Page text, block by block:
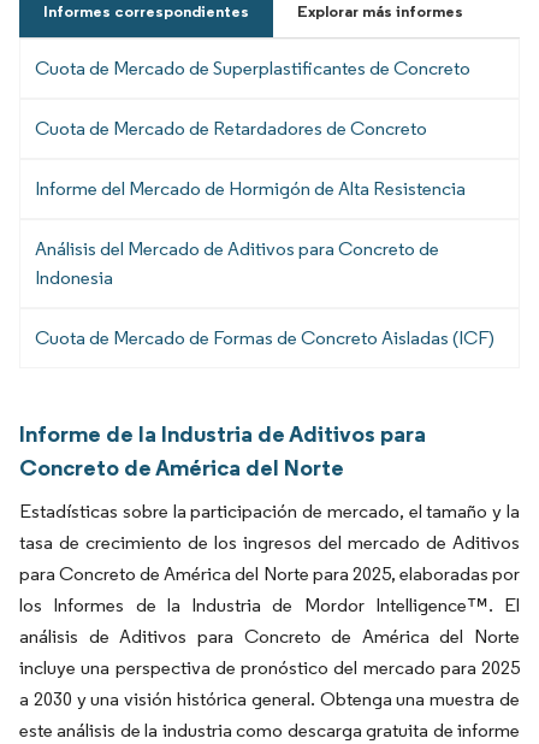
Informes correspondientes Explorar más informes
Cuota de Mercado de Superplastificantes de Concreto
Cuota de Mercado de Retardadores de Concreto
Informe del Mercado de Hormigón de Alta Resistencia
Análisis del Mercado de Aditivos para Concreto de
Indonesia
Cuota de Mercado de Formas de Concreto Aisladas (ICF)
Informe de la Industria de Aditivos para
Concreto de América del Norte
Estadísticas sobre la participación de mercado, el tamaño y la
tasa de crecimiento de los ingresos del mercado de Aditivos
para Concreto de América del Norte para 2025, elaboradas por
los Informes de la Industria de Mordor Intelligence™. El
análisis de Aditivos para Concreto de América del Norte
incluye una perspectiva de pronóstico del mercado para 2025
a 2030 y una visión histórica general. Obtenga una muestra de
este análisis de la industria como descarga gratuita de informe